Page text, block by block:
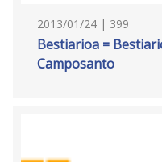
2013/01/24 | 399
Bestiarioa =
Camposanto